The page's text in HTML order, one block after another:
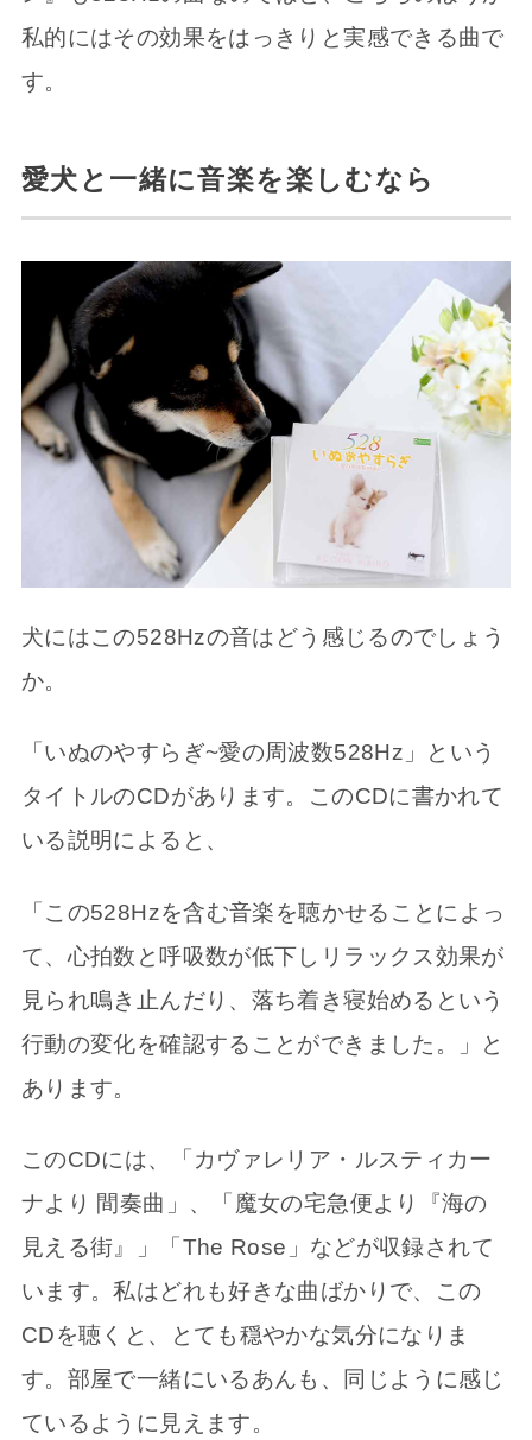
私的にはその効果をはっきりと実感できる曲で
す。
愛犬と一緒に音楽を楽しむなら
犬にはこの528Hzの音はどう感じるのでしょう
か。
「いぬのやすらぎ~愛の周波数528Hz」という
タイトルのCDがあります。このCDに書かれて
いる説明によると、
「この528Hzを含む音楽を聴かせることによっ
て、心拍数と呼吸数が低下しリラックス効果が
見られ鳴き止んだり、落ち着き寝始めるという
行動の変化を確認することができました。」と
あります。
このCDには、「カヴァレリア・ルスティカー
ナより 間奏曲」、「魔女の宅急便より『海の
見える街』」「The Rose」などが収録されて
います。私はどれも好きな曲ばかりで、この
CDを聴くと、とても穏やかな気分になりま
す。部屋で一緒にいるあんも、同じように感じ
ているように見えます。